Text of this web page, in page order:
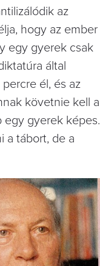
az
hogy az ember
egy gyerek csak
által
él, és az
követnie kell a
egy gyerek képes.
a tábort, de a